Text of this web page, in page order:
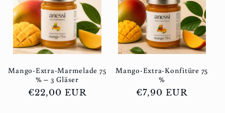
Mango-Extra-Marmelade 75
% – 3 Gläser
Normaler
€22,00 EUR
Mango-Extra-Konfitüre 75
%
Normaler
€7,90 EUR